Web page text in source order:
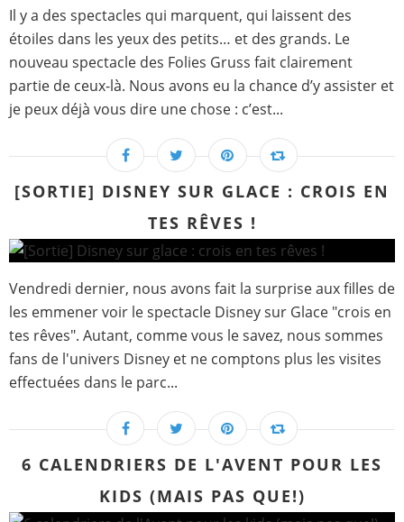
Il y a des spectacles qui marquent, qui laissent des
étoiles dans les yeux des petits… et des grands. Le
nouveau spectacle des Folies Gruss fait clairement
partie de ceux-là. Nous avons eu la chance d’y assister et
je peux déjà vous dire une chose : c’est...
[SORTIE] DISNEY SUR GLACE : CROIS EN
TES RÊVES !
Vendredi dernier, nous avons fait la surprise aux filles de
les emmener voir le spectacle Disney sur Glace "crois en
tes rêves". Autant, comme vous le savez, nous sommes
fans de l'univers Disney et ne comptons plus les visites
effectuées dans le parc...
6 CALENDRIERS DE L'AVENT POUR LES
KIDS (MAIS PAS QUE!)